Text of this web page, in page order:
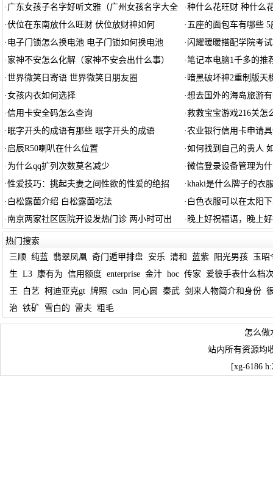
· 广东女孩子名字好听文雅（广州女孩名字大全 ·种什么花旺财 种什么
·伏位在东南放什么旺财 伏位放财神如何 · 五座的面包车有哪些 5
· 电子门锁怎么换电池 电子门锁如何换电池 · 闪耀暖暖搭配学院考
· 家神不安怎么化解（家神不安会出什么事） ·笔记本电脑1千多的推
·世界微笑日寄语 世界微笑日朋友圈 · 暗黑破坏神2重制版天
·女孩内衣如何选择 ·想去国外的海岛旅游
·信用卡安全码怎么查询 ·救救宝宝游戏216关怎
· 眠字开头的成语有那些 眠字开头的成语 ·农业银行信用卡申请
· 启辰R50喇叭在什么位置 ·如何找到自己的贵人
· 为什么qq扩列次数莫名减少 ·微信登录设备管理为
·性爱技巧：挑起夫妻之间性欲的性爱的绝招 ·khaki是什么牌子的衣
· 白松露菌介绍 白松露菌吃法 · 白色衣服可以在太阳
·南京两家社区医院开设发热门诊 两小时可出 · 晚上好祝福语，晚上
热门搜索
三顺 纯蓝 翡翠凤凰 奇门遁甲排盘 安乐 清和 蓝紫 阳光男孩
玉昭
生 L3 康有为 信用额度 enterprise 金汁 hoc 传家
爱彼手表什么档
王
白艺 柯迪亚克gt 牌照 csdn 同心圆 秦武 剑来人物简介和身份
治 铁矿 雪白的 雷夫 粗毛
怎么做
站内所有资源均
[xg-6186